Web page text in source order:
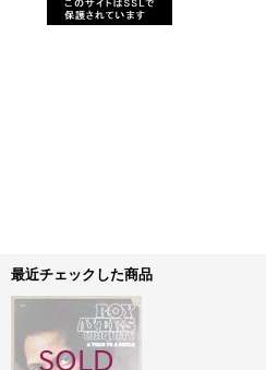
最近チェックした商品